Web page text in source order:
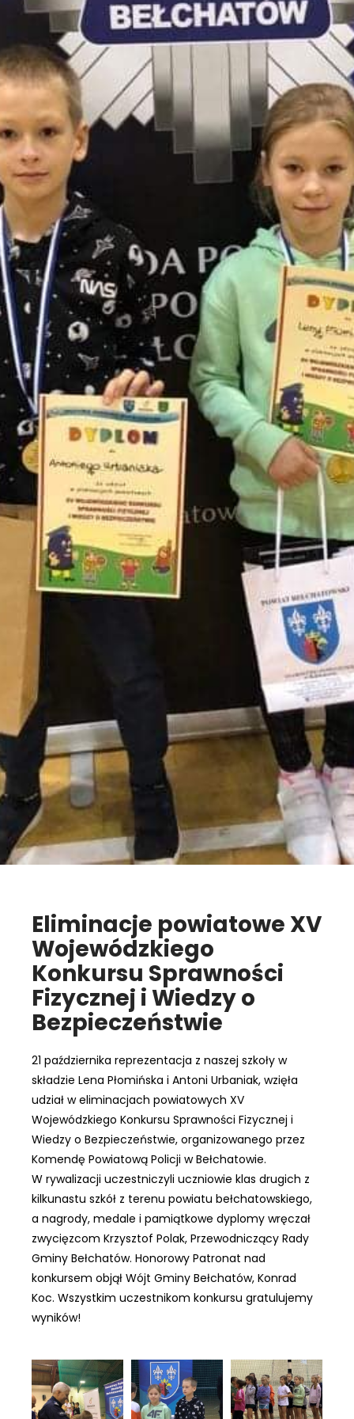
Eliminacje powiatowe XV
Wojewódzkiego
Konkursu Sprawności
Fizycznej i Wiedzy o
Bezpieczeństwie
21 października reprezentacja z naszej szkoły w
składzie Lena Płomińska i Antoni Urbaniak, wzięła
udział w eliminacjach powiatowych XV
Wojewódzkiego Konkursu Sprawności Fizycznej i
Wiedzy o Bezpieczeństwie, organizowanego przez
Komendę Powiatową Policji w Bełchatowie.
W rywalizacji uczestniczyli uczniowie klas drugich z
kilkunastu szkół z terenu powiatu bełchatowskiego,
a nagrody, medale i pamiątkowe dyplomy wręczał
zwycięzcom Krzysztof Polak, Przewodniczący Rady
Gminy Bełchatów. Honorowy Patronat nad
konkursem objął Wójt Gminy Bełchatów, Konrad
Koc. Wszystkim uczestnikom konkursu gratulujemy
wyników!